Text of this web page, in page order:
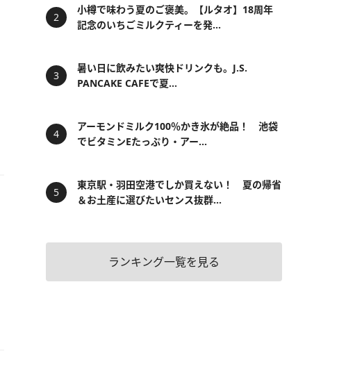
小樽で味わう夏のご褒美。【ルタオ】18周年
記念のいちごミルクティーを発...
暑い日に飲みたい爽快ドリンクも。J.S.
PANCAKE CAFEで夏...
アーモンドミルク100％かき氷が絶品！ 池袋
でビタミンEたっぷり・アー...
東京駅・羽田空港でしか買えない！ 夏の帰省
＆お土産に選びたいセンス抜群...
ランキング一覧を見る